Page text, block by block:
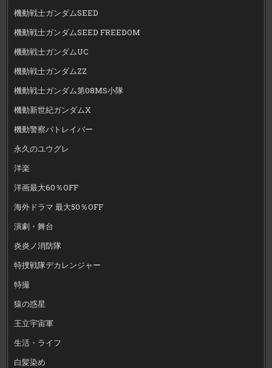
機動戦士ガンダムSEED
機動戦士ガンダムSEED FREEDOM
機動戦士ガンダムUC
機動戦士ガンダムZZ
機動戦士ガンダム第08MS小隊
機動新世紀ガンダムX
機動警察パトレイバー
永久のユウグレ
洋楽
洋画最大60％OFF
海外ドラマ 最大50％OFF
演劇・舞台
炎炎ノ消防隊
特捜戦隊デカレンジャー
特撮
猿の惑星
王立宇宙軍
生活・ライフ
白髪染め